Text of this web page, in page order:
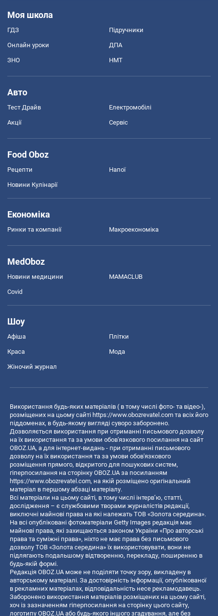
Моя школа
ГДЗ Підручники
Онлайн уроки ДПА
ЗНО НМТ
Авто
Тест Драйв Електромобілі
Акції Сервіс
Food Oboz
Рецепти Напої
Новини Кулінарії
Економіка
Ринки та компанії Макроекономіка
MedOboz
Новини медицини MAMACLUB
Covid
Шоу
Афіша Плітки
Краса Мода
Жіночий журнал
Використання будь-яких матеріалів ( в тому числі фото- та відео-),
розміщених на цьому сайті https://www.obozrevatel.com та всіх його
піддоменах, в будь-якому вигляді суворо заборонено.
Дозволяється використання при отриманні письмового дозволу
на їх використання та за умови обов'язкового посилання на сайт
OBOZ.UA, а для інтернет-видань - при отриманні письмового
дозволу на їх використання та за умови обов'язкового
розміщення прямого, відкритого для пошукових систем,
гіперпосилання на сторінку OBOZ.UA за посиланням
https://www.obozrevatel.com, на якій розміщено оригінальний
матеріал в першому абзаці матеріалу.
Всі матеріали на цьому сайті, в тому числі інтерв’ю, статті,
дослідження – є службовими творами журналістів редакції,
виключні майнові права на які належать ТОВ «Золота середина».
На всі опубліковані фотоматеріали Getty Images редакція має
майнові права, які захищаються законом України «Про авторські
права та суміжні права», ніхто не має права без письмового
дозволу ТОВ «Золота середина» їх використовувати, вони не
підлягають подальшому відтворенню, перекладу, поширенню в
будь-якій формі.
Редакція OBOZ.UA може не поділяти точку зору, викладену в
авторському матеріалі. За достовірність інформації, опублікованої
в рекламних матеріалах, відповідальність несе рекламодавець.
Заборонено використання матеріалів розміщених на цьому сайті,
хоч із зазначенням гіперпосилання на сторінку цього сайту,
логотипу OBOZ.UA або будь-якого іншого згадування, але без